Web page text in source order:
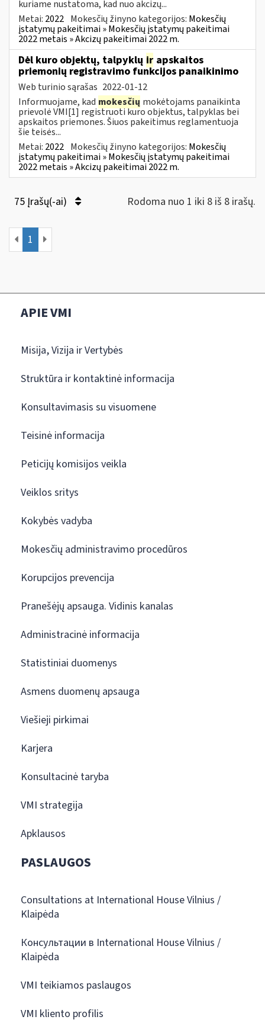
kuriame nustatoma, kad nuo akcizų...
Metai: 2022 Mokesčių žinyno kategorijos: Mokesčių
įstatymų pakeitimai » Mokesčių įstatymų pakeitimai
2022 metais » Akcizų pakeitimai 2022 m.
Dėl kuro objektų, talpyklų ir apskaitos
priemonių registravimo funkcijos panaikinimo
Web turinio sąrašas 2022-01-12
Informuojame, kad mokesčių mokėtojams panaikinta
prievolė VMI[1] registruoti kuro objektus, talpyklas bei
apskaitos priemones. Šiuos pakeitimus reglamentuoja
šie teisės...
Metai: 2022 Mokesčių žinyno kategorijos: Mokesčių
įstatymų pakeitimai » Mokesčių įstatymų pakeitimai
2022 metais » Akcizų pakeitimai 2022 m.
75 Įrašų(-ai) Rodoma nuo 1 iki 8 iš 8 irašų.
1
APIE VMI
Misija, Vizija ir Vertybės
Struktūra ir kontaktinė informacija
Konsultavimasis su visuomene
Teisinė informacija
Peticijų komisijos veikla
Veiklos sritys
Kokybės vadyba
Mokesčių administravimo procedūros
Korupcijos prevencija
Pranešėjų apsauga. Vidinis kanalas
Administracinė informacija
Statistiniai duomenys
Asmens duomenų apsauga
Viešieji pirkimai
Karjera
Konsultacinė taryba
VMI strategija
Apklausos
PASLAUGOS
Consultations at International House Vilnius /
Klaipėda
Консультации в International House Vilnius /
Klaipėda
VMI teikiamos paslaugos
VMI kliento profilis